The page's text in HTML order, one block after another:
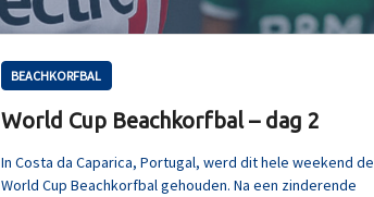
BEACHKORFBAL
World Cup Beachkorfbal – dag 2
In Costa da Caparica, Portugal, werd dit hele weekend de
World Cup Beachkorfbal gehouden. Na een zinderende